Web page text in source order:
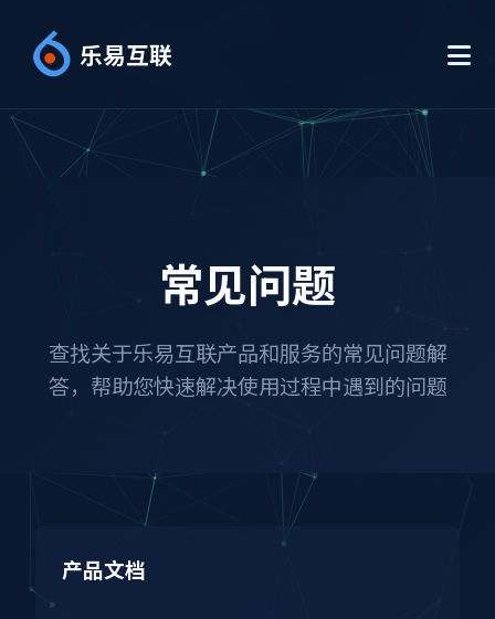
乐易互联
常见问题
查找关于乐易互联产品和服务的常见问题解
答，帮助您快速解决使用过程中遇到的问题
产品文档